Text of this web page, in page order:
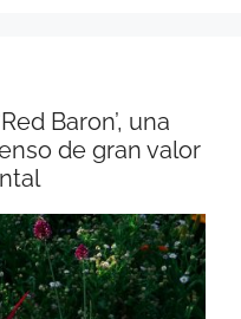
Baron’, una
de gran valor